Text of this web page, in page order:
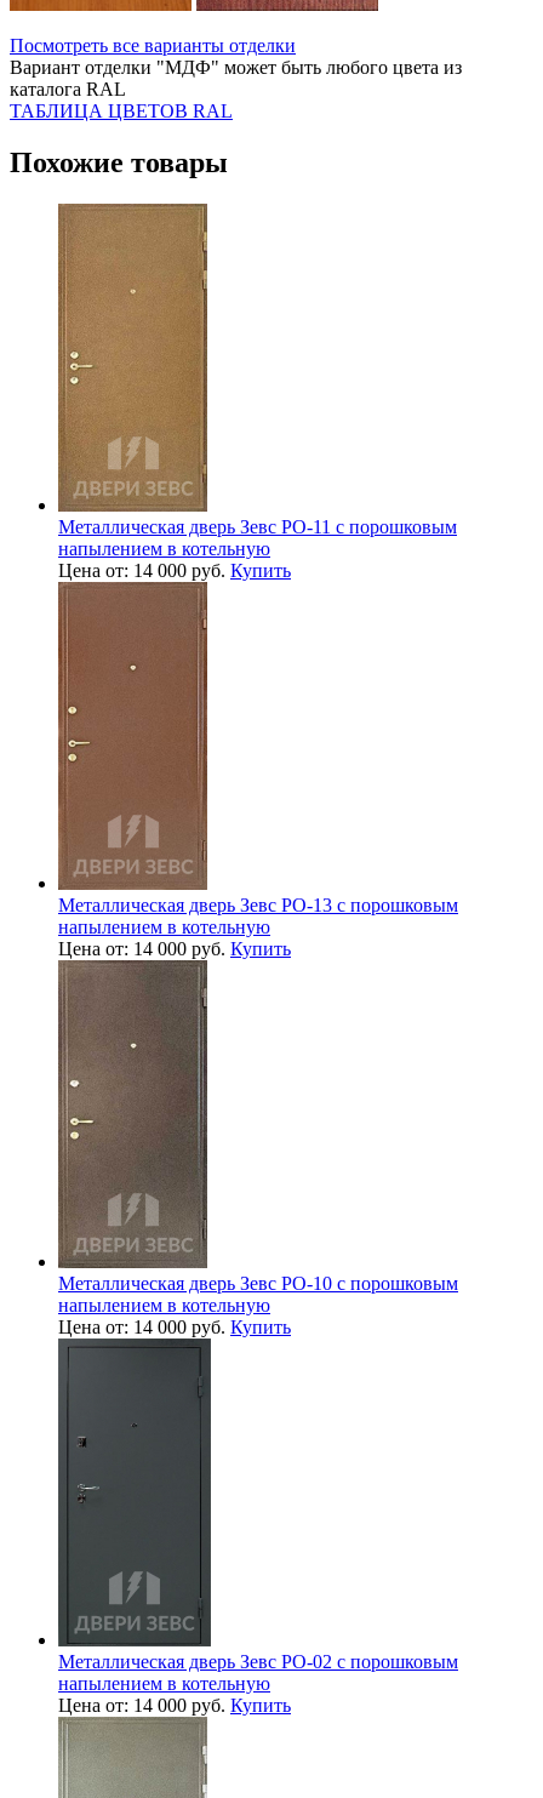
Посмотреть все варианты отделки
Вариант отделки "МДФ" может быть любого цвета из
каталога RAL
ТАБЛИЦА ЦВЕТОВ RAL
Похожие товары
Металлическая дверь Зевс PO-11 с порошковым
напылением в котельную
Цена от: 14 000 руб. Купить
Металлическая дверь Зевс PO-13 с порошковым
напылением в котельную
Цена от: 14 000 руб. Купить
Металлическая дверь Зевс PO-10 с порошковым
напылением в котельную
Цена от: 14 000 руб. Купить
Металлическая дверь Зевс PO-02 с порошковым
напылением в котельную
Цена от: 14 000 руб. Купить